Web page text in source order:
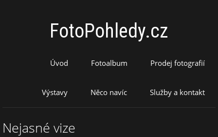
FotoPohledy.cz
Úvod Fotoalbum Prodej fotografií
Výstavy Něco navíc Služby a kontakt
Nejasné vize